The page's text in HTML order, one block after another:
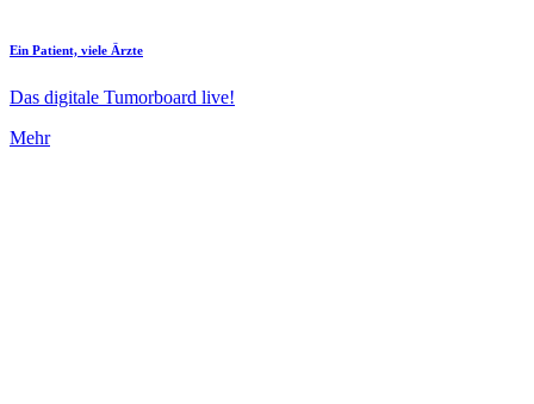
Ein Patient, viele Ärzte
Das digitale Tumorboard live!
Mehr